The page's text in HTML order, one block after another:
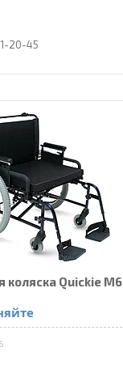
20-45
коляска Quickie M6